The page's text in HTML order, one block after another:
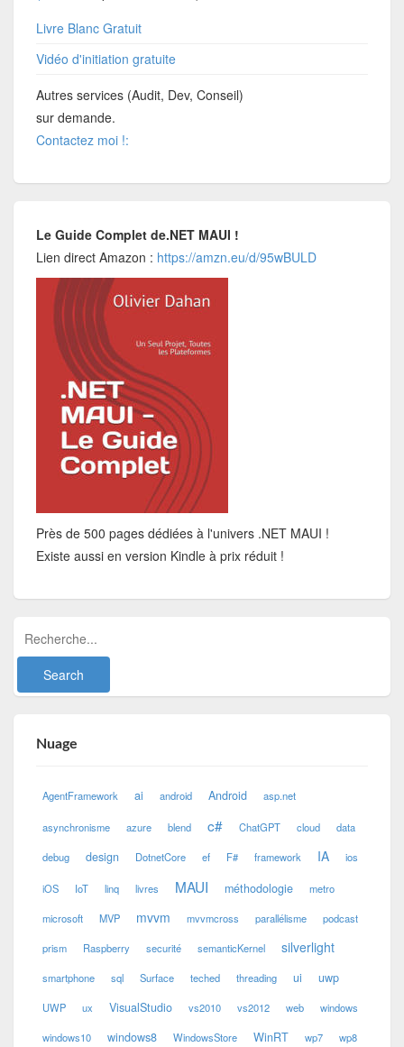
Livre Blanc Gratuit
Vidéo d'initiation gratuite
Autres services (Audit, Dev, Conseil)
sur demande.
Contactez moi !:
Le Guide Complet de.NET MAUI !
Lien direct Amazon : https://amzn.eu/d/95wBULD
Près de 500 pages dédiées à l'univers .NET MAUI !
Existe aussi en version Kindle à prix réduit !
Nuage
AgentFramework ai android Android asp.net
asynchronisme azure blend c# ChatGPT cloud data
debug design DotnetCore ef F# framework IA ios
iOS IoT linq livres MAUI méthodologie metro
microsoft MVP mvvm mvvmcross parallélisme podcast
prism Raspberry securité semanticKernel silverlight
smartphone sql Surface teched threading ui uwp
UWP ux VisualStudio vs2010 vs2012 web windows
windows10 windows8 WindowsStore WinRT wp7 wp8